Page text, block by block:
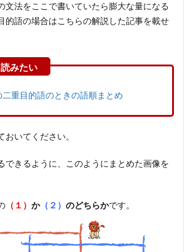
文法をここで書いていたら膨大な量になる
的語の場合はこちらの解説した記事を載せ
重目的語のときの語順まとめ
おいてください。
できるように、このようにまとめた画像を
（１） か（２） のどちらかです。